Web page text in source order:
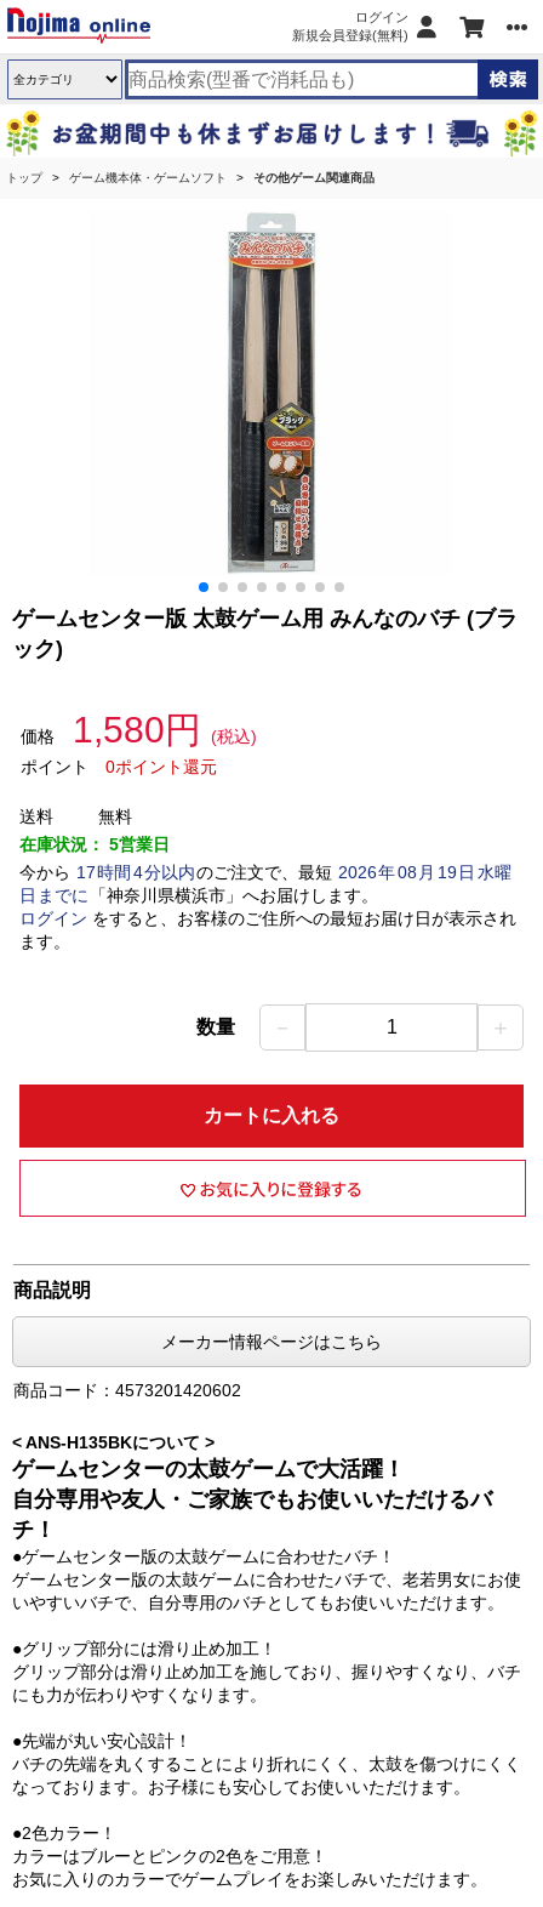
ログイン
新規会員登録(無料)
トップ ゲーム機本体・ゲームソフト その他ゲーム関連商品
ゲームセンター版 太鼓ゲーム用 みんなのバチ (ブラ
ック)
価格 1,580円
(税込)
ポイント
0ポイント還元
送料
無料
在庫状況： 5営業日
今から 17時間 4分以内のご注文で、最短 2026年08 月 19日水曜
日 までに 「神奈川県横浜市」 へお届けします。
ログイン をすると、お客様のご住所への最短お届け日が表示され
ます。
数量 － 1 ＋
カートに入れる
商品説明
メーカー情報ページはこちら
商品コード：4573201420602
< ANS-H135BKについて >
ゲームセンターの太鼓ゲームで大活躍！
自分専用や友人・ご家族でもお使いいただけるバ
チ！
●ゲームセンター版の太鼓ゲームに合わせたバチ！
ゲームセンター版の太鼓ゲームに合わせたバチで、老若男女にお使
いやすいバチで、自分専用のバチとしてもお使いいただけます。
●グリップ部分には滑り止め加工！
グリップ部分は滑り止め加工を施しており、握りやすくなり、バチ
にも力が伝わりやすくなります。
●先端が丸い安心設計！
バチの先端を丸くすることにより折れにくく、太鼓を傷つけにくく
なっております。お子様にも安心してお使いいただけます。
●2色カラー！
カラーはブルーとピンクの2色をご用意！
お気に入りのカラーでゲームプレイをお楽しみいただけます。